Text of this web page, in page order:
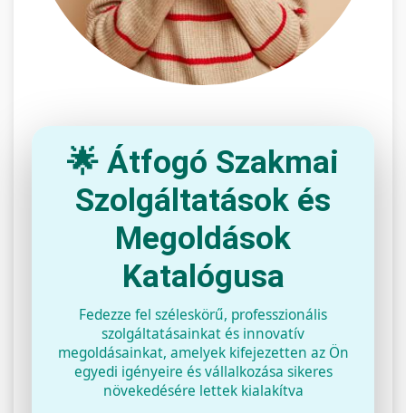
🌟 Átfogó Szakmai
Szolgáltatások és
Megoldások
Katalógusa
Fedezze fel széleskörű, professzionális
szolgáltatásainkat és innovatív
megoldásainkat, amelyek kifejezetten az Ön
egyedi igényeire és vállalkozása sikeres
növekedésére lettek kialakítva